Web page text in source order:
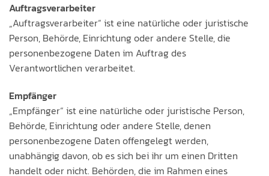
Auftragsverarbeiter
„Auftragsverarbeiter“ ist eine natürliche oder juristische
Person, Behörde, Einrichtung oder andere Stelle, die
personenbezogene Daten im Auftrag des
Verantwortlichen verarbeitet.
Empfänger
„Empfänger“ ist eine natürliche oder juristische Person,
Behörde, Einrichtung oder andere Stelle, denen
personenbezogene Daten offengelegt werden,
unabhängig davon, ob es sich bei ihr um einen Dritten
handelt oder nicht. Behörden, die im Rahmen eines